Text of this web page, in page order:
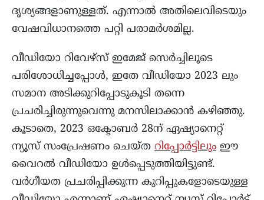
ദൃശ്യങ്ങളാണുള്ളത്. എന്നാല്‍ അതിലെവിടെയും
വേഷവിധാനത്തെ പറ്റി പരാമര്‍ശമില്ല.
വീഡിയോ റിവേഴ്‌സ് ഇമേജ് സെർച്ചിലൂടെ
പരിശോധിച്ചപ്പോൾ, ഇതേ വീഡിയോ 2023 ലും
സമാന അടിക്കുറിപ്പോടുകൂടി തന്നെ
പ്രചരിച്ചിരുന്നുവെന്നു മനസിലാക്കാൻ കഴിഞ്ഞു.
കൂടാതെ, 2023 ഒക്ടോബർ 28ന് ഏഷ്യാനെറ്റ്
ന്യൂസ് സംപ്രേഷണം ചെയ്ത റിപ്പോർട്ടിലും ഈ
വൈറൽ വീഡിയോ ഉൾപ്പെടുത്തിയിട്ടുണ്ട്.
വർഗീയത പ്രചരിപ്പിക്കുന്ന കുറിപ്പുകളോടെയുള്ള